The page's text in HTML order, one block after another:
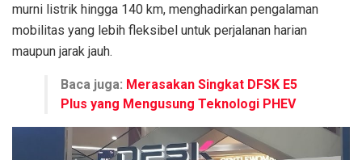
murni listrik hingga 140 km, menghadirkan pengalaman
mobilitas yang lebih fleksibel untuk perjalanan harian
maupun jarak jauh.
Baca juga: Merasakan Singkat DFSK E5
Plus yang Mengusung Teknologi PHEV